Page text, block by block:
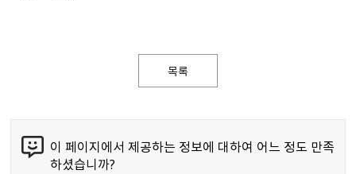
목록
이 페이지에서 제공하는 정보에 대하여 어느 정도 만족
하셨습니까?